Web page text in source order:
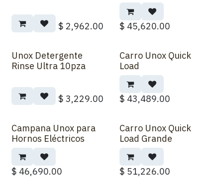
$ 2,962.00 $ 45,620.00
Unox Detergente
Rinse Ultra 10pza
$ 3,229.00
Carro Unox Quick
Load
$ 43,489.00
Campana Unox para
Hornos Eléctricos
$ 46,690.00
Carro Unox Quick
Load Grande
$ 51,226.00